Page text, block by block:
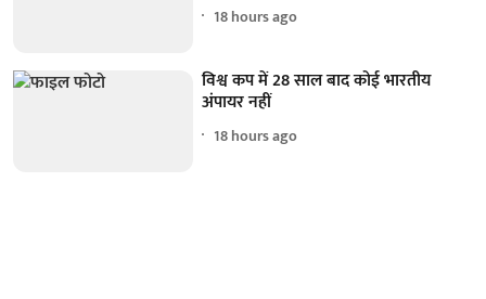
18 hours ago
विश्व कप में 28 साल बाद कोई भारतीय
अंपायर नहीं
18 hours ago